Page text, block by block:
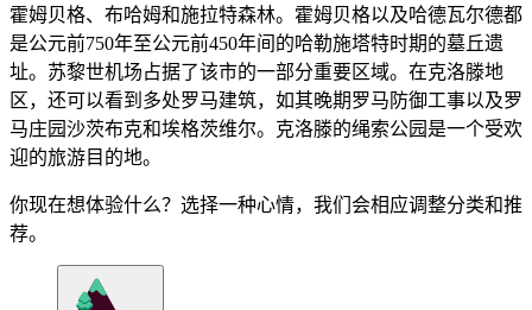
霍姆贝格、布哈姆和施拉特森林。霍姆贝格以及哈德瓦尔德都
是公元前750年至公元前450年间的哈勒施塔特时期的墓丘遗
址。苏黎世机场占据了该市的一部分重要区域。在克洛滕地
区，还可以看到多处罗马建筑，如其晚期罗马防御工事以及罗
马庄园沙茨布克和埃格茨维尔。克洛滕的绳索公园是一个受欢
迎的旅游目的地。
你现在想体验什么？选择一种心情，我们会相应调整分类和推
荐。